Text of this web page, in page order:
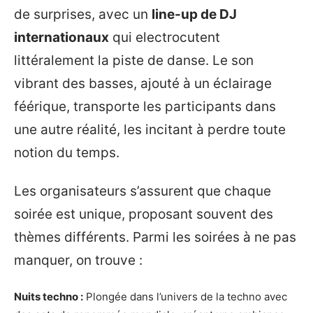
de surprises, avec un line-up de DJ
internationaux qui electrocutent
littéralement la piste de danse. Le son
vibrant des basses, ajouté à un éclairage
féérique, transporte les participants dans
une autre réalité, les incitant à perdre toute
notion du temps.
Les organisateurs s’assurent que chaque
soirée est unique, proposant souvent des
thèmes différents. Parmi les soirées à ne pas
manquer, on trouve :
Nuits techno : Plongée dans l’univers de la techno avec